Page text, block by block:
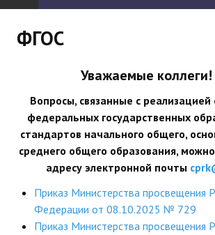
АНОНСЫ
ИНСТИТУТ
Противодействие коррупции
В ПОМОЩЬ УЧИТЕЛЮ
ФГОС
Уважаемые коллеги!
Вопросы, связанные с
федеральных государственных
стандартов начального общего,
среднего общего образования,
адресу электронной почты
Приказ Министерства просвещения
Федерации от 08.10.2025 № 729
Приказ Министерства просвещения